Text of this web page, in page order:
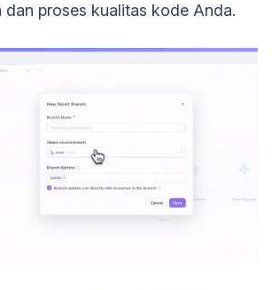
dan proses kualitas kode Anda.